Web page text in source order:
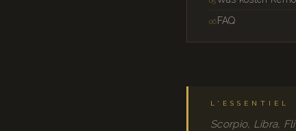
FAQ
L'ESSENTIEL
Scorpio, Libra,